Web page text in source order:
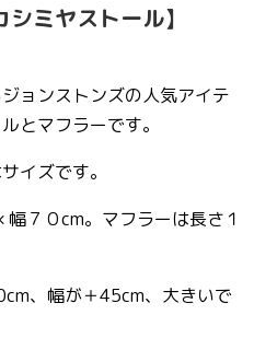
シミヤストール】
ョンストンズの人気アイテ
とマフラーです。
イズです。
７０cm。マフラーは長さ１
、幅が＋45cm、大きいで